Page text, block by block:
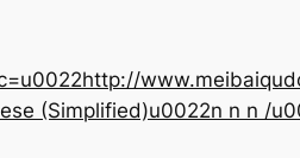
(Simplified)u0022n n n /